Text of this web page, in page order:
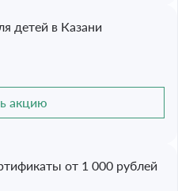
детей в Казани
акцию
от 1 000 рублей